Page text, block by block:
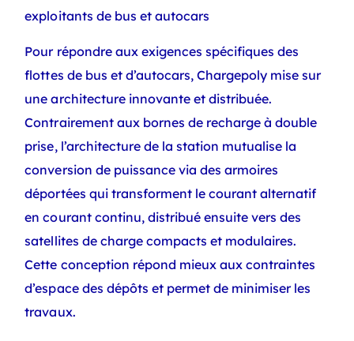
exploitants de bus et autocars
Pour répondre aux exigences spécifiques des
flottes de bus et d’autocars, Chargepoly mise sur
une architecture innovante et distribuée.
Contrairement aux bornes de recharge à double
prise, l’architecture de la station mutualise la
conversion de puissance via des armoires
déportées qui transforment le courant alternatif
en courant continu, distribué ensuite vers des
satellites de charge compacts et modulaires.
Cette conception répond mieux aux contraintes
d’espace des dépôts et permet de minimiser les
travaux.